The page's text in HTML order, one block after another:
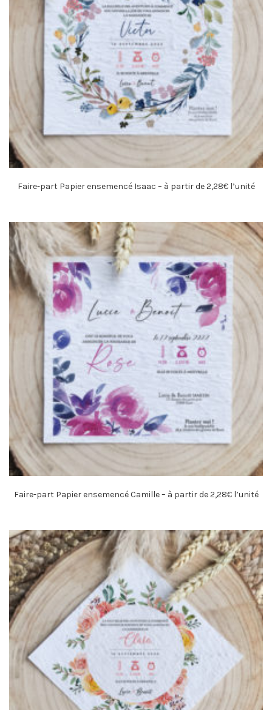
Faire-part Papier ensemencé Isaac – à partir de 2,28€ l’unité
Faire-part Papier ensemencé Camille – à partir de 2,28€ l’unité